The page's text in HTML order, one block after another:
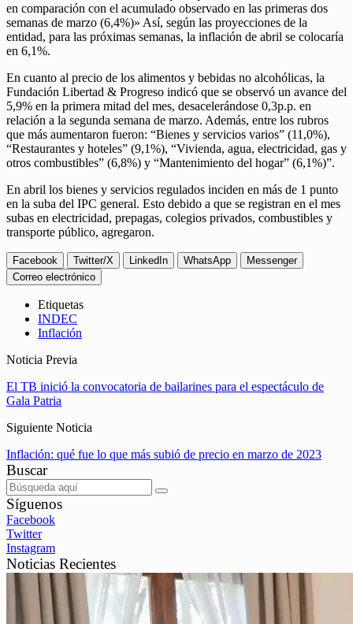
en comparación con el acumulado observado en las primeras dos
semanas de marzo (6,4%)» Así, según las proyecciones de la
entidad, para las próximas semanas, la inflación de abril se colocaría
en 6,1%.
En cuanto al precio de los alimentos y bebidas no alcohólicas, la
Fundación Libertad & Progreso indicó que se observó un avance del
5,9% en la primera mitad del mes, desacelerándose 0,3p.p. en
relación a la segunda semana de marzo. Además, entre los rubros
que más aumentaron fueron: “Bienes y servicios varios” (11,0%),
“Restaurantes y hoteles” (9,1%), “Vivienda, agua, electricidad, gas y
otros combustibles” (6,8%) y “Mantenimiento del hogar” (6,1%)”.
En abril los bienes y servicios regulados inciden en más de 1 punto
en la suba del IPC general. Esto debido a que se registran en el mes
subas en electricidad, prepagas, colegios privados, combustibles y
transporte público, agregaron.
Facebook Twitter/X LinkedIn WhatsApp
Messenger
Correo electrónico
Etiquetas
INDEC
Inflación
Noticia Previa
El TB inició la convocatoria de bailarines para el espectáculo de
Gala Patria
Siguiente Noticia
Inflación: qué fue lo que más subió de precio en marzo de 2023
Buscar
Síguenos
Facebook
Twitter
Instagram
Noticias Recientes